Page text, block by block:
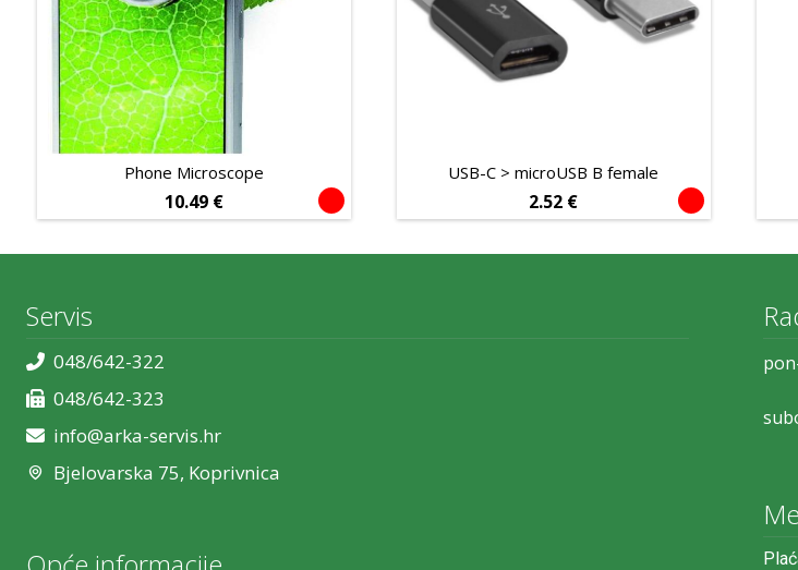
Phone Microscope
10.49 €
USB-C > microUSB B female
2.52 €
Servis
048/642-322
048/642-323
info@arka-servis.hr
Bjelovarska 75, Koprivnica